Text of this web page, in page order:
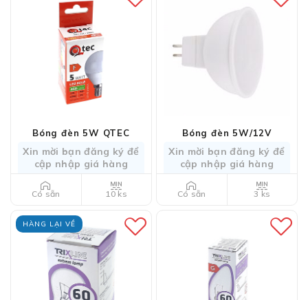
Bóng đèn 5W QTEC
Xin mời bạn đăng ký để
cập nhập giá hàng
Có sẵn 10 ks
Bóng đèn 5W/12V
Xin mời bạn đăng ký để
cập nhập giá hàng
Có sẵn 3 ks
HÀNG LẠI VỀ